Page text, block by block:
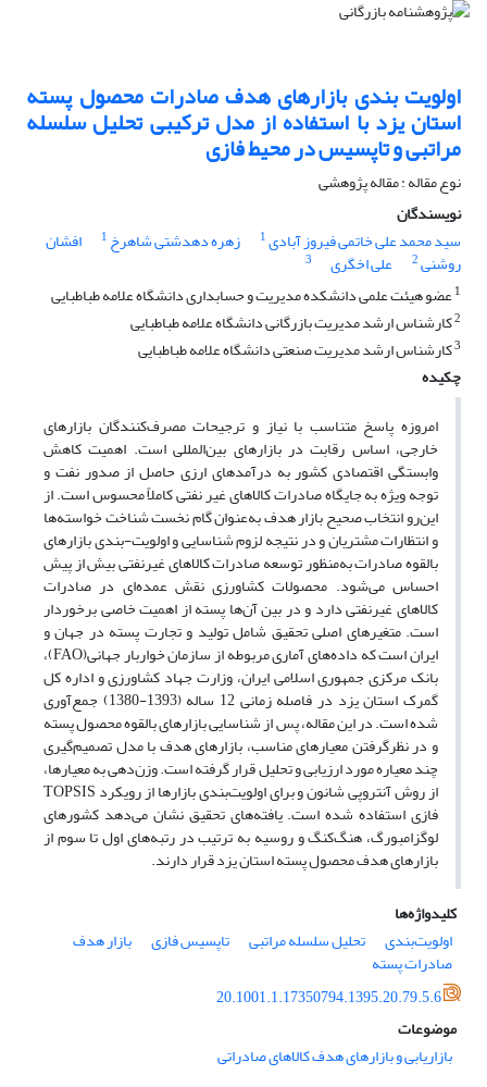
اولویت بندی بازارهای هدف صادرات محصول پسته
استان یزد با استفاده از مدل ترکیبی تحلیل سلسله
مراتبی و تاپسیس در محیط فازی
نوع مقاله : مقاله پژوهشی
نویسندگان
سید محمد علی خاتمی فیروز آبادی1 زهره دهدشتی شاهرخ 1 افشان
روشنی2 علی اخگری
3
1عضو هیئت علمی دانشکده مدیریت و حسابداری دانشگاه علامه طباطبایی
2کارشناس ارشد مدیریت بازرگانی دانشگاه علامه طباطبایی
3کارشناس ارشد مدیریت صنعتی دانشگاه علامه طباطبایی
چکیده
امروزه پاسخ متناسب با نیاز و ترجیحات مصرف‌کنندگان بازارهای
خارجی، اساس رقابت در بازارهای بین‌المللی است. اهمیت کاهش
وابستگی اقتصادی کشور به درآمدهای ارزی حاصل از صدور نفت و
توجه ویژه به جایگاه صادرات کالاهای غیر نفتی کاملاً محسوس است. از
این‌رو انتخاب صحیح بازار هدف به‌عنوان گام نخست شناخت خواسته‌ها
و انتظارات مشتریان و در نتیجه لزوم شناسایی و اولویت-بندی بازارهای
بالقوه صادرات به‌منظور توسعه صادرات کالاهای غیرنفتی بیش از پیش
احساس می‌شود. محصولات کشاورزی نقش عمده‌ای در صادرات
کالاهای غیرنفتی دارد و در بین آن‌ها پسته از اهمیت خاصی برخوردار
است. متغیرهای اصلی تحقیق شامل تولید و تجارت پسته در جهان و
ایران است که داده‌های آماری مربوطه از سازمان خواربار جهانی(FAO)،
بانک مرکزی جمهوری اسلامی ایران، وزارت جهاد کشاورزی و اداره کل
گمرک استان یزد در فاصله زمانی 12 ساله (1393-1380) جمع‌آوری
شده است. در این مقاله، پس از شناسایی بازارهای بالقوه محصول پسته
و در نظرگرفتن معیارهای مناسب، بازارهای هدف با مدل تصمیم‌گیری
چند معیاره مورد ارزیابی و تحلیل قرار گرفته است. وزن‌دهی به معیارها،
از روش آنتروپی شانون و برای اولویت‌بندی بازارها از رویکرد TOPSIS
فازی استفاده شده است. یافته‌های تحقیق نشان می‌دهد کشورهای
لوگزامبورگ، هنگ‌کنگ و روسیه به ترتیب در رتبه‌های اول تا سوم از
بازارهای هدف محصول پسته استان یزد قرار دارند.
کلیدواژه‌ها
اولویت‌بندی
تحلیل سلسله مراتبی تاپسیس فازی بازار هدف
صادرات پسته
20.1001.1.17350794.1395.20.79.5.6
موضوعات
بازاریابی و بازارهای هدف کالاهای صادراتی